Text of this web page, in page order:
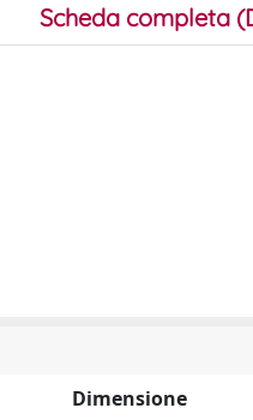
Scheda completa
Dimensione